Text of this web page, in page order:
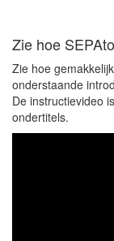
Zie hoe
Zie hoe
onderstaande
De instructievideo
ondertitels.